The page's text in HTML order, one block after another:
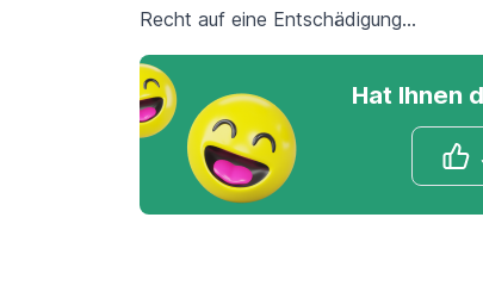
Recht auf eine Entschädigung...
Hat Ihnen